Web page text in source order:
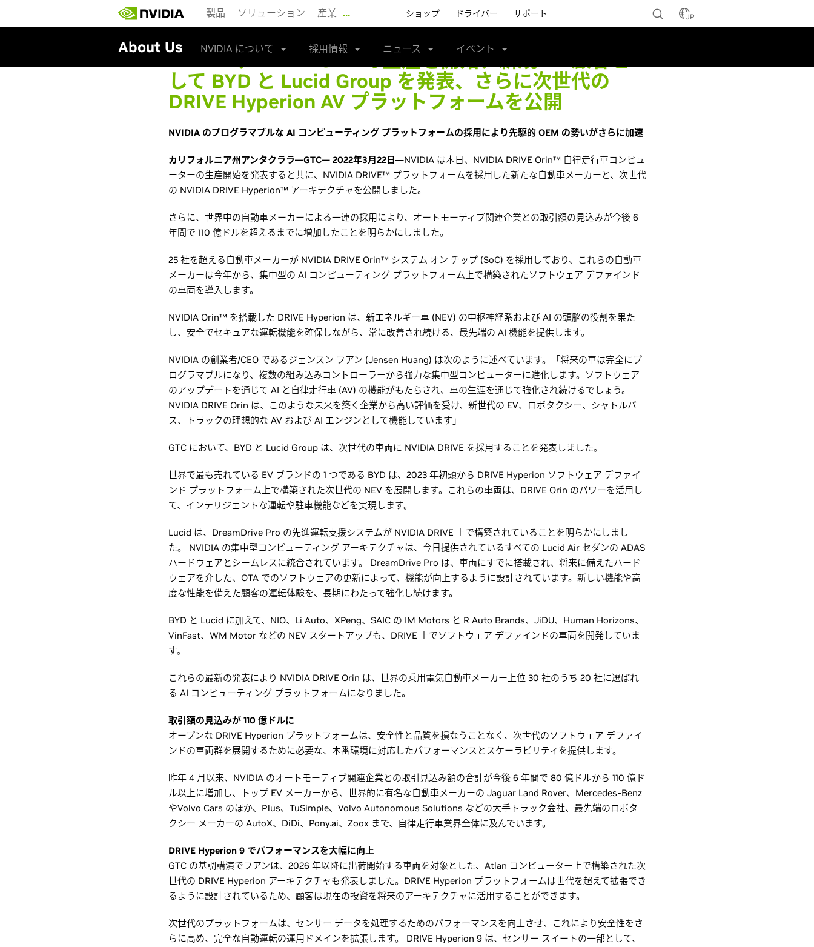
main
製品 ソリューション 産業 … ショップ ドライバー サポート JP
About Us NVIDIA について 採用情報 ニュース イベント
NVIDIA、DRIVE Orin の生産を開始、新規 EV 顧客と
して BYD と Lucid Group を発表、さらに次世代の
DRIVE Hyperion AV プラットフォームを公開
NVIDIA のプログラマブルな AI コンピューティング プラットフォームの採用により先駆的 OEM の勢いがさらに加速
カリフォルニア州アンタクララ—GTC— 2022年3月22日—NVIDIA は本日、NVIDIA DRIVE Orin™ 自律走行車コンピュ
ーターの生産開始を発表すると共に、NVIDIA DRIVE™ プラットフォームを採用した新たな自動車メーカーと、次世代
の NVIDIA DRIVE Hyperion™ アーキテクチャを公開しました。
さらに、世界中の自動車メーカーによる一連の採用により、オートモーティブ関連企業との取引額の見込みが今後 6
年間で 110 億ドルを超えるまでに増加したことを明らかにしました。
25 社を超える自動車メーカーが NVIDIA DRIVE Orin™ システム オン チップ (SoC) を採用しており、これらの自動車
メーカーは今年から、集中型の AI コンピューティング プラットフォーム上で構築されたソフトウェア デファインド
の車両を導入します。
NVIDIA Orin™ を搭載した DRIVE Hyperion は、新エネルギー車 (NEV) の中枢神経系および AI の頭脳の役割を果た
し、安全でセキュアな運転機能を確保しながら、常に改善され続ける、最先端の AI 機能を提供します。
NVIDIA の創業者/CEO であるジェンスン フアン (Jensen Huang) は次のように述べています。「将来の車は完全にプ
ログラマブルになり、複数の組み込みコントローラーから強力な集中型コンピューターに進化します。ソフトウェア
のアップデートを通じて AI と自律走行車 (AV) の機能がもたらされ、車の生涯を通じて強化され続けるでしょう。
NVIDIA DRIVE Orin は、このような未来を築く企業から高い評価を受け、新世代の EV、ロボタクシー、シャトルバ
ス、トラックの理想的な AV および AI エンジンとして機能しています」
GTC において、BYD と Lucid Group は、次世代の車両に NVIDIA DRIVE を採用することを発表しました。
世界で最も売れている EV ブランドの 1 つである BYD は、2023 年初頭から DRIVE Hyperion ソフトウェア デファイ
ンド プラットフォーム上で構築された次世代の NEV を展開します。これらの車両は、DRIVE Orin のパワーを活用し
て、インテリジェントな運転や駐車機能などを実現します。
Lucid は、DreamDrive Pro の先進運転支援システムが NVIDIA DRIVE 上で構築されていることを明らかにしまし
た。 NVIDIA の集中型コンピューティング アーキテクチャは、今日提供されているすべての Lucid Air セダンの ADAS
ハードウェアとシームレスに統合されています。 DreamDrive Pro は、車両にすでに搭載され、将来に備えたハード
ウェアを介した、OTA でのソフトウェアの更新によって、機能が向上するように設計されています。新しい機能や高
度な性能を備えた顧客の運転体験を、長期にわたって強化し続けます。
BYD と Lucid に加えて、NIO、Li Auto、XPeng、SAIC の IM Motors と R Auto Brands、JiDU、Human Horizons、
VinFast、WM Motor などの NEV スタートアップも、DRIVE 上でソフトウェア デファインドの車両を開発していま
す。
これらの最新の発表により NVIDIA DRIVE Orin は、世界の乗用電気自動車メーカー上位 30 社のうち 20 社に選ばれ
る AI コンピューティング プラットフォームになりました。
取引額の見込みが 110 億ドルに
オープンな DRIVE Hyperion プラットフォームは、安全性と品質を損なうことなく、次世代のソフトウェア デファイ
ンドの車両群を展開するために必要な、本番環境に対応したパフォーマンスとスケーラビリティを提供します。
昨年 4 月以来、NVIDIA のオートモーティブ関連企業との取引見込み額の合計が今後 6 年間で 80 億ドルから 110 億ド
ル以上に増加し、トップ EV メーカーから、世界的に有名な自動車メーカーの Jaguar Land Rover、Mercedes-Benz
やVolvo Cars のほか、Plus、TuSimple、Volvo Autonomous Solutions などの大手トラック会社、最先端のロボタ
クシー メーカーの AutoX、DiDi、Pony.ai、Zoox まで、自律走行車業界全体に及んでいます。
DRIVE Hyperion 9 でパフォーマンスを大幅に向上
GTC の基調講演でフアンは、2026 年以降に出荷開始する車両を対象とした、Atlan コンピューター上で構築された次
世代の DRIVE Hyperion アーキテクチャも発表しました。DRIVE Hyperion プラットフォームは世代を超えて拡張でき
るように設計されているため、顧客は現在の投資を将来のアーキテクチャに活用することができます。
次世代のプラットフォームは、センサー データを処理するためのパフォーマンスを向上させ、これにより安全性をさ
らに高め、完全な自動運転の運用ドメインを拡張します。 DRIVE Hyperion 9 は、センサー スイートの一部として、